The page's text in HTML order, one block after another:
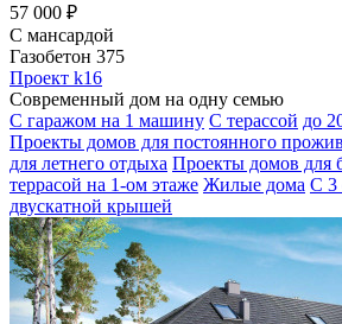
57 000 ₽
С мансардой
Газобетон 375
Проект k16
Современный дом на одну семью
С гаражом на 1 машину С терассой до
Проекты домов для постоянного
для летнего отдыха Проекты домов для
террасой на 1-ом этаже Жилые дома С 3
двускатной крышей